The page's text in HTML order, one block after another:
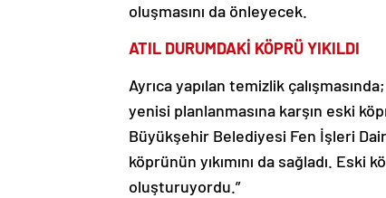
oluşmasını da önleyecek.
ATIL DURUMDAKİ KÖPRÜ YIKILDI
Ayrıca yapılan temizlik
yenisi planlanmasına karşın eski
Büyükşehir Belediyesi Fen İşleri
köprünün yıkımını da sağladı.
oluşturuyordu.”